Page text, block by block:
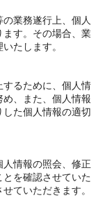
業務遂行上、個人
す。その場合、業
たします。
るために、個人情
、また、個人情報
た個人情報の適切
情報の照会、修正
を確認させていた
ていただきます。